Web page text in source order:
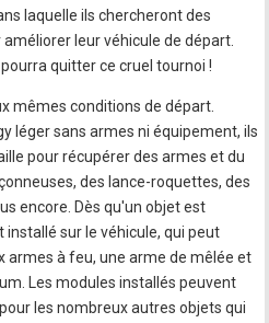
laquelle ils chercheront des
leur véhicule de départ.
quitter ce cruel tournoi !
mêmes conditions de départ.
léger sans armes ni équipement, ils
pour récupérer des armes et du
des lance-roquettes, des
encore. Dès qu'un objet est
sur le véhicule, qui peut
armes à feu, une arme de mêlée et
Les modules installés peuvent
les nombreux autres objets qui